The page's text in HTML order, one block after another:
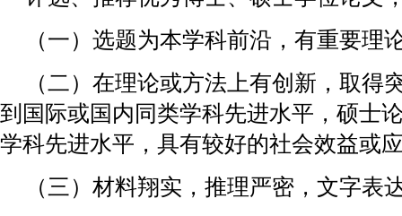
（一）选题为本学科前沿，有重要理
（二）在理论或方法上有创新，取得
到国际或国内同类学科先进水平，硕士
学科先进水平，具有较好的社会效益或
（三）材料翔实，推理严密，文字表